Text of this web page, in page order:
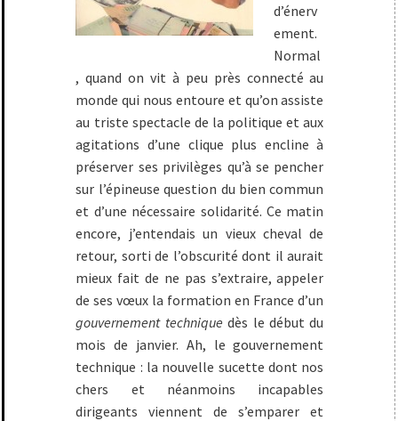
d’énerv
ement.
Normal
, quand on vit à peu près connecté au
monde qui nous entoure et qu’on assiste
au triste spectacle de la politique et aux
agitations d’une clique plus encline à
préserver ses privilèges qu’à se pencher
sur l’épineuse question du bien commun
et d’une nécessaire solidarité. Ce matin
encore, j’entendais un vieux cheval de
retour, sorti de l’obscurité dont il aurait
mieux fait de ne pas s’extraire, appeler
de ses vœux la formation en France d’un
gouvernement technique dès le début du
mois de janvier. Ah, le gouvernement
technique : la nouvelle sucette dont nos
chers et néanmoins incapables
dirigeants viennent de s’emparer et